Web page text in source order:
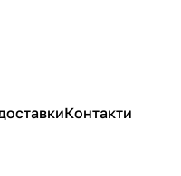
Контакти